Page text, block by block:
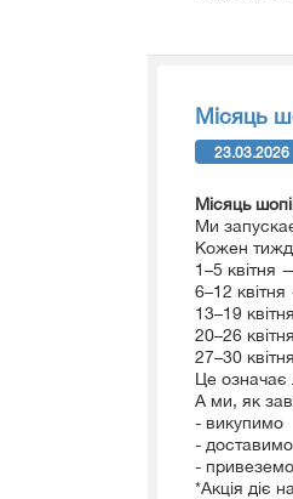
Місяць
23.03.2026
Місяць
Ми
Кожен
1–5 квітня
6–12
13–19
20–26
27–30
Це
А ми, як
- викупимо
- доставимо
-
*Акція діє